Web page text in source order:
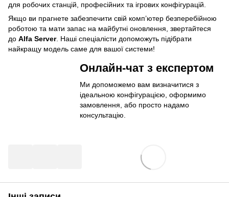
для робочих станцій, професійних та ігрових конфігурацій.
Якщо ви прагнете забезпечити свій комп’ютер безперебійною
роботою та мати запас на майбутні оновлення, звертайтеся
до Alfa Server. Наші спеціалісти допоможуть підібрати
найкращу модель саме для вашої системи!
Онлайн-чат з експертом
Ми допоможемо вам визначитися з
ідеальною конфігурацією, оформимо
замовлення, або просто надамо
консультацію.